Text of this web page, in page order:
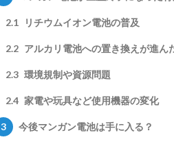
2.1 リチウムイオン電池の普及
2.2 アルカリ電池への置き換えが進ん
2.3 環境規制や資源問題
2.4 家電や玩具など使用機器の変化
3 今後マンガン電池は手に入る？